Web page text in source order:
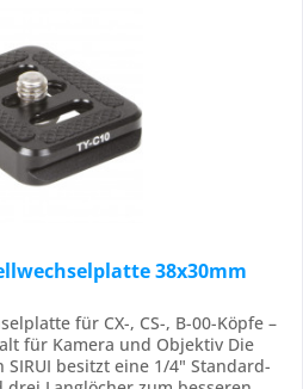
38x30mm
für CX-, CS-, B-00-Köpfe –
für Kamera und Objektiv Die
besitzt eine 1/4" Standard-